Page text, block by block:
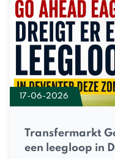
17-06-2026
Transfermarkt
een leegloop in